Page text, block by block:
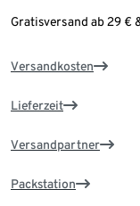
Gratisversand ab 29 €
Versandkosten
Lieferzeit
Versandpartner
Packstation